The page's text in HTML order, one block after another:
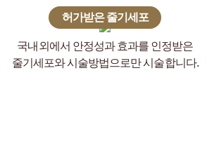
허가받은 줄기세포
국내외에서 안정성과 효과를 인정받은
줄기세포와 시술방법으로만 시술합니다.